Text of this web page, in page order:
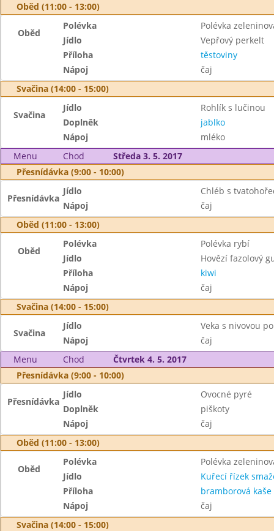
Oběd (11:00 - 13:00)
Oběd
Polévka
Polévka
Jídlo
Vepřový perkelt
Příloha
těstoviny
Nápoj
čaj
Svačina (14:00 - 15:00)
Svačina
Jídlo
Rohlík s lučinou
Doplněk
jablko
Nápoj
mléko
Menu
Chod
Středa 3. 5. 2017
Přesnídávka (9:00 - 10:00)
Přesnídávka
Jídlo
Chléb s
Nápoj
čaj
Oběd (11:00 - 13:00)
Oběd
Polévka
Polévka rybí
Jídlo
Hovězí fazolový
Příloha
kiwi
Nápoj
čaj
Svačina (14:00 - 15:00)
Svačina
Jídlo
Veka s nivovou
Nápoj
čaj
Menu
Chod
Čtvrtek 4. 5. 2017
Přesnídávka (9:00 - 10:00)
Přesnídávka
Jídlo
Ovocné pyré
Doplněk
piškoty
Nápoj
čaj
Oběd (11:00 - 13:00)
Oběd
Polévka
Polévka
Jídlo
Kuřecí řízek
Příloha
bramborová kaše
Nápoj
čaj
Svačina (14:00 - 15:00)